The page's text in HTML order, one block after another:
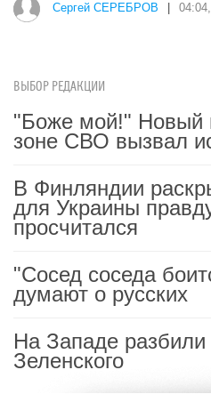
Сергей СЕРЕБРОВ
ВЫБОР РЕДАКЦИИ
"Боже мой!" Новый
зоне СВО вызвал
В Финляндии
для Украины
просчитался
"Сосед соседа
думают о русских
На Западе
Зеленского